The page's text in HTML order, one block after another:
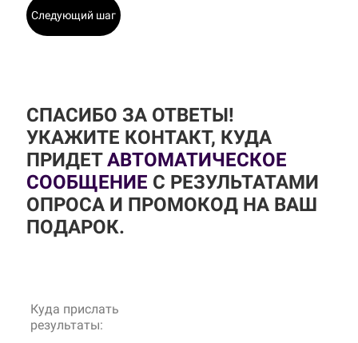
Следующий шаг
СПАСИБО ЗА ОТВЕТЫ!
УКАЖИТЕ КОНТАКТ, КУДА
ПРИДЕТАВТОМАТИЧЕСКОЕ
СООБЩЕНИЕ С РЕЗУЛЬТАТАМИ
ОПРОСА И ПРОМОКОД НА ВАШ
ПОДАРОК.
Куда прислать
результаты: